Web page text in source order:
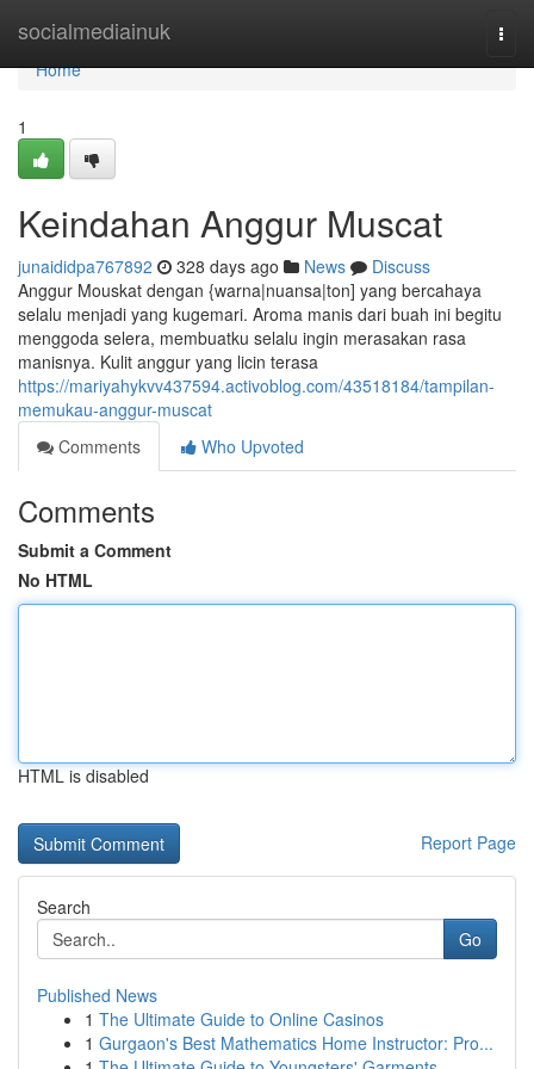
socialmediainuk
Home
Home
1
Keindahan Anggur Muscat
junaididpa767892 328 days ago News
Discuss
Anggur Mouskat dengan {warna|nuansa|ton] yang bercahaya
selalu menjadi yang kugemari. Aroma manis dari buah ini begitu
menggoda selera, membuatku selalu ingin merasakan rasa
manisnya. Kulit anggur yang licin terasa
https://mariyahykvv437594.activoblog.com/43518184/tampilan-
memukau-anggur-muscat
Comments
Who Upvoted
Comments
Submit a Comment
No HTML
HTML is disabled
Report Page
Search
Go
Published News
1 The Ultimate Guide to Online Casinos
1 Gurgaon's Best Mathematics Home Instructor: Pro...